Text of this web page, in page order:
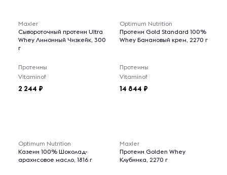
Maxler
Сывороточный протеин Ultra
Whey Лимонный Чизкейк, 300
г
Протеины
Vitaminof
2 244
Optimum Nutrition
Протеин Gold Standard 100%
Whey Банановый крем, 2270 г
Протеины
Vitaminof
14 844
Optimum Nutrition
Казеин 100% Шоколад-
арахисовое масло, 1816 г
Maxler
Протеин Golden Whey
Клубника, 2270 г